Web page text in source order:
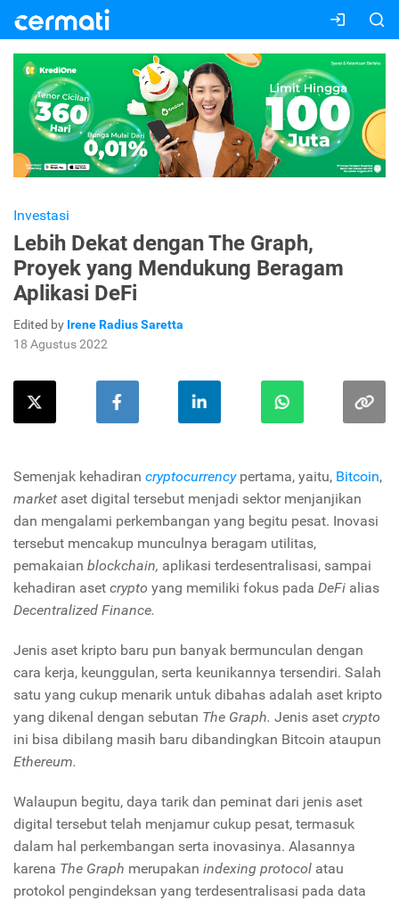
Investasi
Lebih Dekat dengan The Graph,
Proyek yang Mendukung Beragam
Aplikasi DeFi
Edited by Irene Radius Saretta
18 Agustus 2022
Semenjak kehadiran cryptocurrency pertama, yaitu, Bitcoin,
market aset digital tersebut menjadi sektor menjanjikan
dan mengalami perkembangan yang begitu pesat. Inovasi
tersebut mencakup munculnya beragam utilitas,
pemakaian blockchain, aplikasi terdesentralisasi, sampai
kehadiran aset crypto yang memiliki fokus pada DeFi alias
Decentralized Finance.
Jenis aset kripto baru pun banyak bermunculan dengan
cara kerja, keunggulan, serta keunikannya tersendiri. Salah
satu yang cukup menarik untuk dibahas adalah aset kripto
yang dikenal dengan sebutan The Graph. Jenis aset crypto
ini bisa dibilang masih baru dibandingkan Bitcoin ataupun
Ethereum.
Walaupun begitu, daya tarik dan peminat dari jenis aset
digital tersebut telah menjamur cukup pesat, termasuk
dalam hal perkembangan serta inovasinya. Alasannya
karena The Graph merupakan indexing protocol atau
protokol pengindeksan yang terdesentralisasi pada data